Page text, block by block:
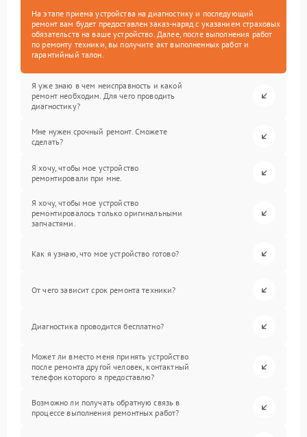
На этапе приема устройства на диагностику и последующий
ремонт вам будет предоставлен заказ-наряд с указанием страховых
обязательств на ваше устройство. Далее, после выполнения работ
по ремонту техники, вы получите акт выполненных работ и
гарантийный талон.
Я уже знаю в чем неисправность и какой
ремонт необходим. Для чего проводить
диагностику?
Мне нужен срочный ремонт. Сможете
сделать?
Я хочу, чтобы мое устройство
ремонтировали при мне.
Я хочу, чтобы мое устройство
ремонтировалось только оригинальными
запчастями.
Как я узнаю, что мое устройство готово?
От чего зависит срок ремонта техники?
Диагностика проводится бесплатно?
Может ли вместо меня принять устройство
после ремонта другой человек, контактный
телефон которого я предоставлю?
Возможно ли получать обратную связь в
процессе выполнения ремонтных работ?